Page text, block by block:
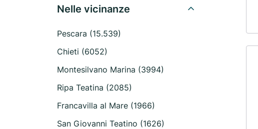
Nelle vicinanze
Pescara (15.539)
Chieti (6052)
Montesilvano Marina (3994)
Ripa Teatina (2085)
Francavilla al Mare (1966)
San Giovanni Teatino (1626)